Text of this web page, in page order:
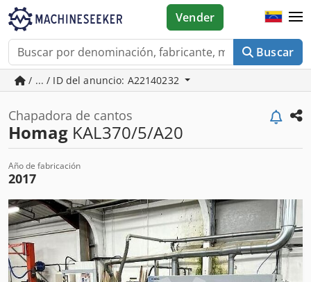
Buscar
Vender
/ ... / ID del anuncio: A22140232
Chapadora de cantos
Homag KAL370/5/A20
Año de fabricación
2017